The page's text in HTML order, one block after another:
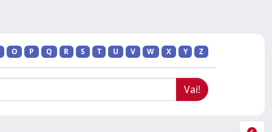
O P Q R S T U V W X Y Z